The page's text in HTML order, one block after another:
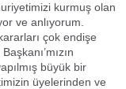
kurmuş olan
ve anlıyorum.
çok endişe
büyük bir
üyelerinden ve